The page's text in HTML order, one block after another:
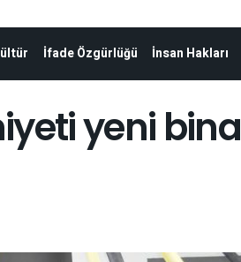
İfade Özgürlüğü İnsan Hakları
yeni bina